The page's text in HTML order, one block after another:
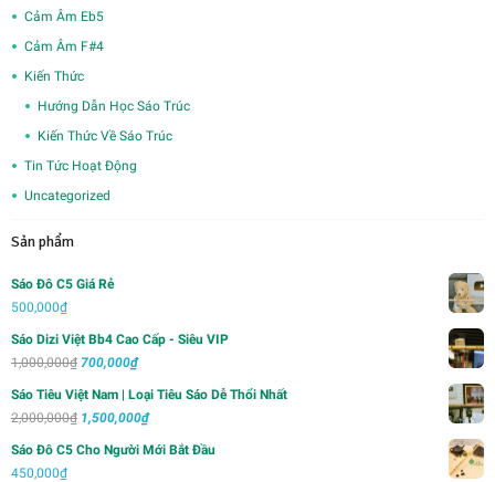
Cảm Âm Eb5
Cảm Âm F#4
Kiến Thức
Hướng Dẫn Học Sáo Trúc
Kiến Thức Về Sáo Trúc
Tin Tức Hoạt Động
Uncategorized
Sản phẩm
Sáo Đô C5 Giá Rẻ
500,000₫
Sáo Dizi Việt Bb4 Cao Cấp - Siêu VIP
1,000,000₫ Giá
là:
1,000,000₫.
700,000₫Giá
là:
700,000₫.
Sáo Tiêu Việt Nam | Loại Tiêu Sáo Dễ Thổi Nhất
2,000,000₫ Giá
1,500,000₫Giá
Sáo Đô C5 Cho Người Mới Bắt Đầu
450,000₫